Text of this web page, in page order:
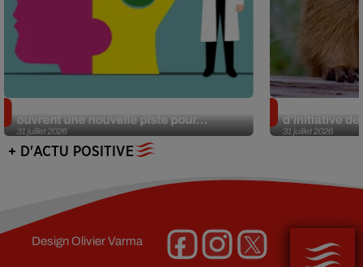
31 juillet 2026
ouvrent une nouvelle piste pour...
31 juillet 2026
d’initiative
+ D'ACTU POSITIVE
DesignOlivier Varma